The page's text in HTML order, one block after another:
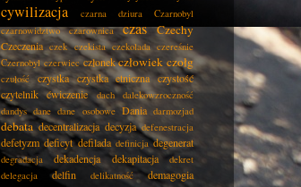
cywilizacja czarna dziura
Czarnobyl
czarnowidztwo
czarownica czas Czechy
Czeczenia czek czekista czekolada czereśnie
Czernobyl czerwiec członek człowiek czołg
czułość czystka czystka etniczna czystość
czytelnik ćwiczenie dach
dalekowzroczność
dandys dane dane osobowe Dania darmozjad
debata decentralizacja decyzja defenestracja
defetyzm deficyt defilada definicja degenerat
degradacja dekadencja dekapitacja
dekret
delegacja
delfin delikatność
demagogia